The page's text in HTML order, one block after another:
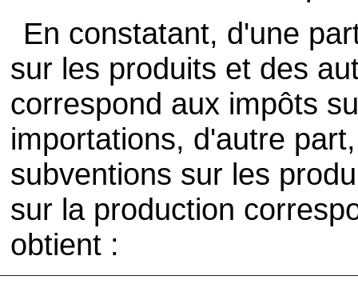
En constatant, d'une
sur les produits et des
correspond aux impôts
importations, d'autre
subventions sur les
sur la production
obtient :